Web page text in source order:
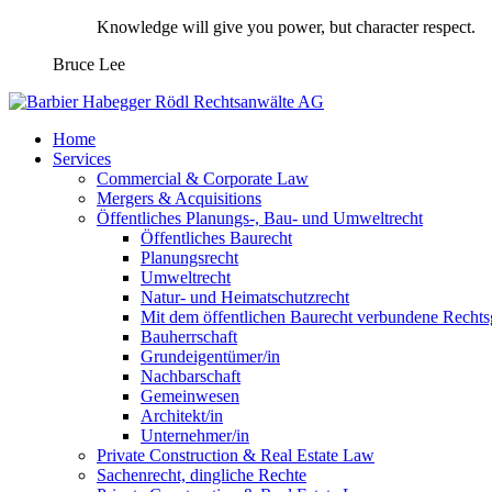
Knowledge will give you power, but character respect.
Bruce Lee
Home
Services
Commercial & Corporate Law
Mergers & Acquisitions
Öffentliches Planungs-, Bau- und Umweltrecht
Öffentliches Baurecht
Planungsrecht
Umweltrecht
Natur- und Heimatschutzrecht
Mit dem öffentlichen Baurecht verbundene
Bauherrschaft
Grundeigentümer/in
Nachbarschaft
Gemeinwesen
Architekt/in
Unternehmer/in
Private Construction & Real Estate Law
Sachenrecht, dingliche Rechte